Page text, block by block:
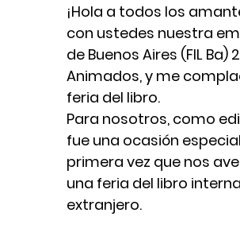
¡Hola a todos los
con ustedes nuestra
de Buenos Aires (FIL
Animados, y me
feria del libro.
Para nosotros, como
fue una ocasión
primera vez que nos
una feria del libro
extranjero.